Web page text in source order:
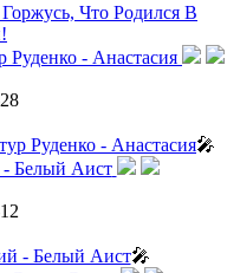
Что Родился В
Руденко - Анастасия🎤
- Белый Аист🎤